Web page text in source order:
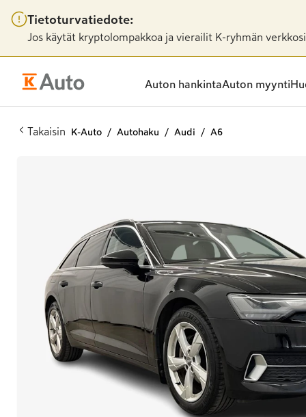
Tietoturvatiedote:
Jos käytät kryptolompakkoa ja vierailit K-ryhmän
Auton hankintaAuton myynti
Takaisin K-Auto Autohaku Audi A6